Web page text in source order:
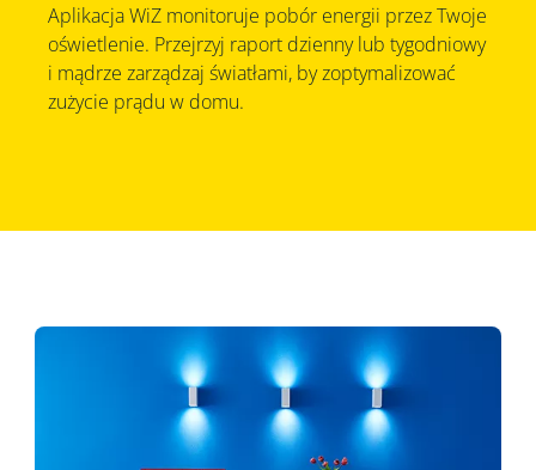
Aplikacja WiZ monitoruje pobór energii przez Twoje
oświetlenie. Przejrzyj raport dzienny lub tygodniowy
i mądrze zarządzaj światłami, by zoptymalizować
zużycie prądu w domu.